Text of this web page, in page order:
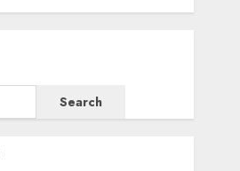
Search